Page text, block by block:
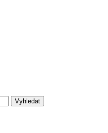
Vyhledat